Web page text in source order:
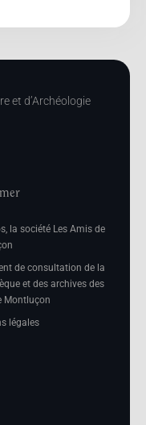
et d’Archéologie
la société Les Amis de
de consultation de la
et des archives des
Montluçon
légales